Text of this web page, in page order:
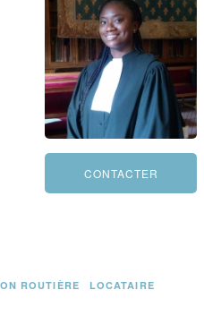
ROUTIÈRE
LOCATAIRE